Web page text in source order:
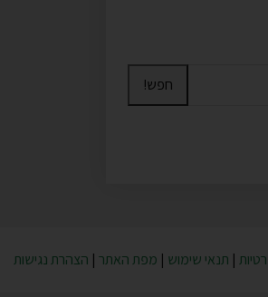
חפש!
| תנאי שימוש | מפת האתר | הצהרת נגישות